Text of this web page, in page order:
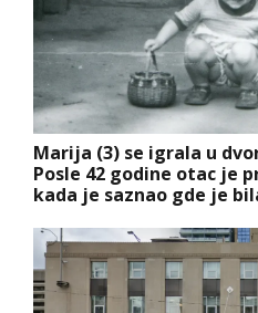
Marija (3) se igrala u
Posle 42 godine otac je
kada je saznao gde je